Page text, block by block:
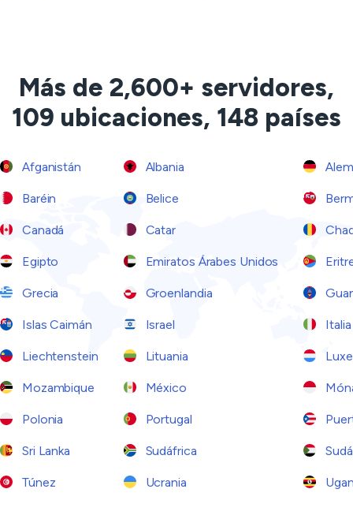
Más de 2,600+ servidores,
109 ubicaciones, 148 países
Afganistán Albania
Baréin Belice
Canadá Catar
Egipto Emiratos Árabes Unidos
Grecia Groenlandia
Islas Caimán Israel Italia
Liechtenstein Lituania
Mozambique México
Polonia Portugal
Sri Lanka Sudáfrica
Túnez Ucrania